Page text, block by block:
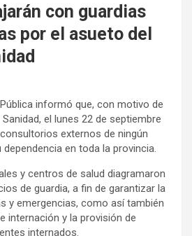
con guardias
por el asueto del
informó que, con motivo de
el lunes 22 de septiembre
externos de ningún
en toda la provincia.
y centros de salud diagramaron
de guardia, a fin de garantizar la
y emergencias, como así también
internación y la provisión de
internados.